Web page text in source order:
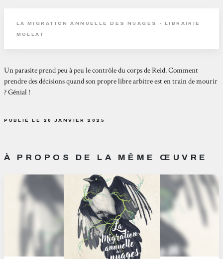
LA MIGRATION ANNUELLE DES NUAGES - LIBRAIRIE
MOLLAT
Un parasite prend peu à peu le contrôle du corps de Reid. Comment
prendre des décisions quand son propre libre arbitre est en train de mourir
? Génial !
PUBLIÉ LE 20 JANVIER 2025
À PROPOS DE LA MÊME ŒUVRE